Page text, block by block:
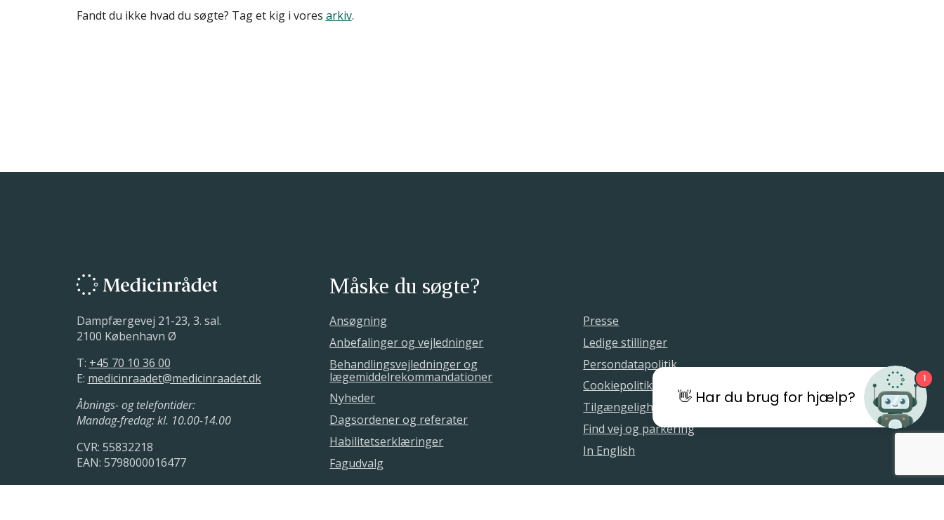
Fandt du ikke hvad du søgte? Tag et kig i vores arkiv.
Dampfærgevej 21-23, 3. sal.
2100 København Ø
T: +45 70 10 36 00
E: medicinraadet@medicinraadet.dk
Åbnings- og telefontider:
Mandag-fredag: kl. 10.00-14.00
CVR: 55832218
EAN: 5798000016477
LinkedIn
Måske du søgte?
Ansøgning
Anbefalinger og vejledninger
Behandlingsvejledninger og
lægemiddelrekommandationer
Nyheder
Dagsordener og referater
Habilitetserklæringer
Fagudvalg
Presse
Ledige stillinger
Persondatapolitik
Cookiepolitik
Tilgængelighedserklæring
Find vej og parkering
In English
👋 Har du brug for hjælp?
1